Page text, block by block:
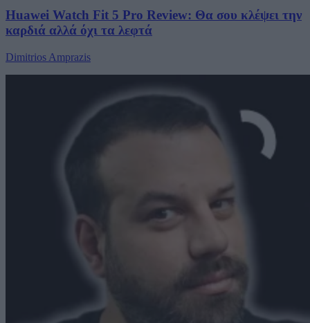
Huawei Watch Fit 5 Pro Review: Θα σου κλέψει την
καρδιά αλλά όχι τα λεφτά
Dimitrios Amprazis